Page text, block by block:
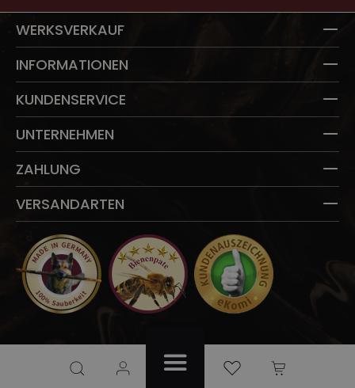
Du hast 0 Produkte auf dem Merkzettel
WERKSVERKAUF
INFORMATIONEN
KUNDENSERVICE
UNTERNEHMEN
ZAHLUNG
VERSANDARTEN